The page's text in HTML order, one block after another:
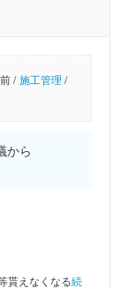
/ 施工管理 /
から
貰えなくなる続